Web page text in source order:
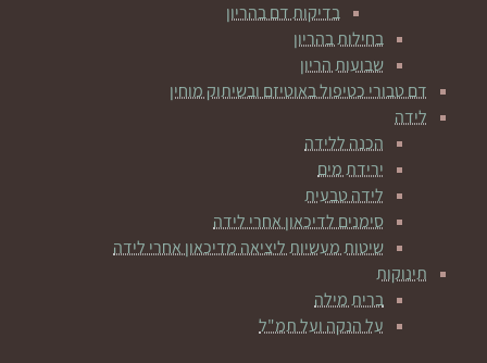
בדיקות דם בהריון
בחילות בהריון
שבועות הריון
דם טבורי כטיפול באוטיזם ובשיתוק מוחין
לידה
הכנה ללידה
ירידת מים
לידה טבעית
סימנים לדיכאון אחרי לידה
שיטות מעשיות ליציאה מדיכאון אחרי לידה
תינוקות
ברית מילה
על הנקה ועל תמ"ל